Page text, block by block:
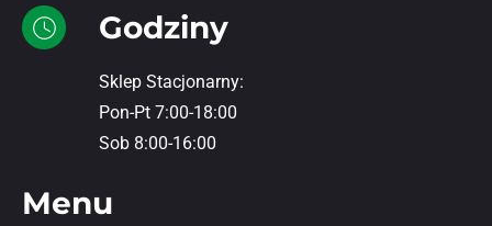
Godziny
Sklep Stacjonarny:
Pon-Pt 7:00-18:00
Sob 8:00-16:00
Menu